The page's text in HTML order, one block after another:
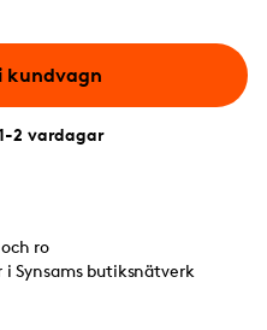
kundvagn
2 vardagar
ro
Synsams butiksnätverk